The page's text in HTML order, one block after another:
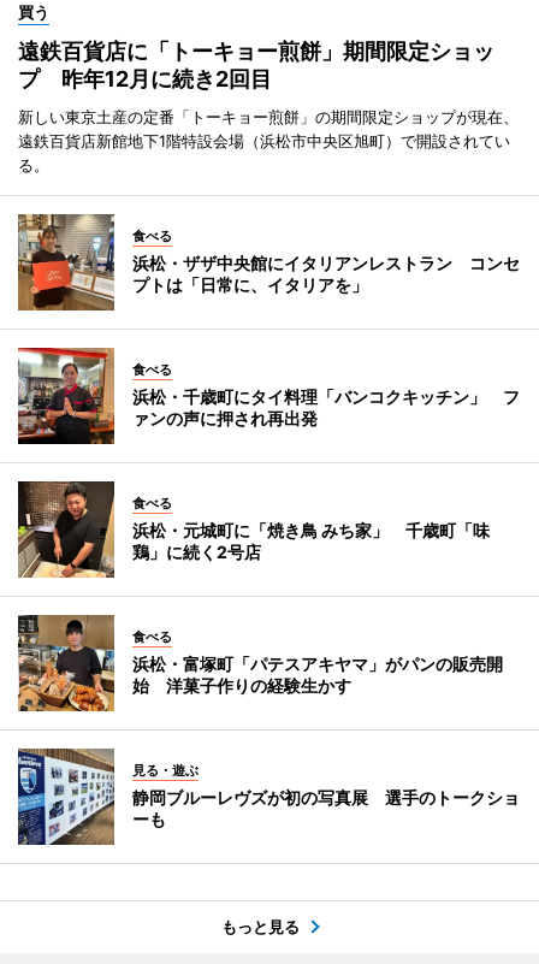
買う
遠鉄百貨店に「トーキョー煎餅」期間限定ショッ
プ 昨年12月に続き2回目
新しい東京土産の定番「トーキョー煎餅」の期間限定ショップが現在、
遠鉄百貨店新館地下1階特設会場（浜松市中央区旭町）で開設されてい
る。
食べる
浜松・ザザ中央館にイタリアンレストラン コンセ
プトは「日常に、イタリアを」
食べる
浜松・千歳町にタイ料理「バンコクキッチン」 フ
ァンの声に押され再出発
食べる
浜松・元城町に「焼き鳥 みち家」 千歳町「味
鶏」に続く2号店
食べる
浜松・富塚町「パテスアキヤマ」がパンの販売開
始 洋菓子作りの経験生かす
見る・遊ぶ
静岡ブルーレヴズが初の写真展 選手のトークショ
ーも
もっと見る